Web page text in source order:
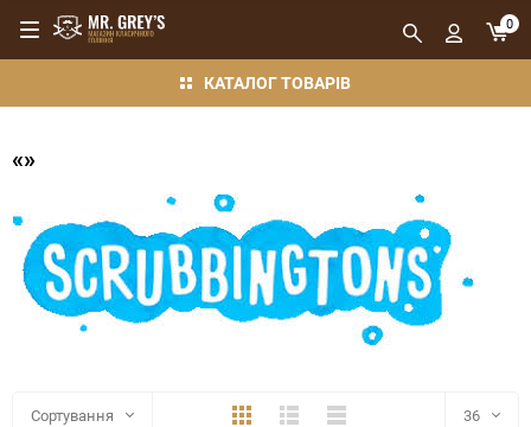
КАТАЛОГ ТОВАРІВ
0
«»
Сортування ПлиткаДетальноКомпактно 36